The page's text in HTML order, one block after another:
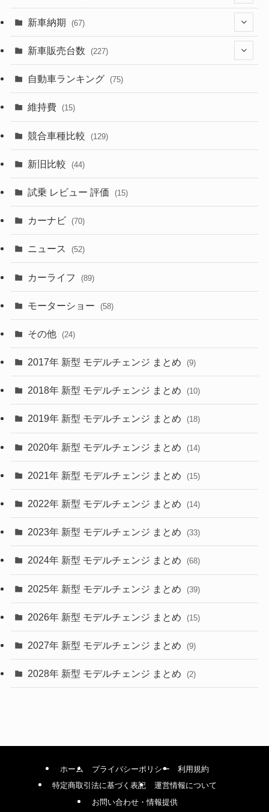
(329)
(357)
(328)
(253)
(242)
(85)
(84)
(50)
(43)
(6)
(9)
(30)
(27)
(58)
(28)
(27)
(26)
(10)
(35)
(10)
(9)
(22)
(4)
(9)
(4)
(1)
新車納期 (67)
(28)
(8)
(3)
(3)
新車販売台数 (227)
(21)
(5)
(7)
自動車ランキング (75)
維持費 (15)
競合車種比較 (129)
新旧比較 (44)
試乗 レビュー 評価 (15)
カーナビ (70)
ニュース (52)
カーライフ (89)
モーターショー (58)
その他 (24)
2017年 新型 モデルチェンジ まとめ (9)
2018年 新型 モデルチェンジ まとめ (10)
2019年 新型 モデルチェンジ まとめ (18)
2020年 新型 モデルチェンジ まとめ (14)
2021年 新型 モデルチェンジ まとめ (15)
2022年 新型 モデルチェンジ まとめ (14)
2023年 新型 モデルチェンジ まとめ (33)
2024年 新型 モデルチェンジ まとめ (68)
2025年 新型 モデルチェンジ まとめ (39)
2026年 新型 モデルチェンジ まとめ (15)
2027年 新型 モデルチェンジ まとめ (9)
2028年 新型 モデルチェンジ まとめ (2)
ホーム プライバシーポリシー
利用規約
特定商取引法に基づく表記
運営情報について
お問い合わせ・情報提供